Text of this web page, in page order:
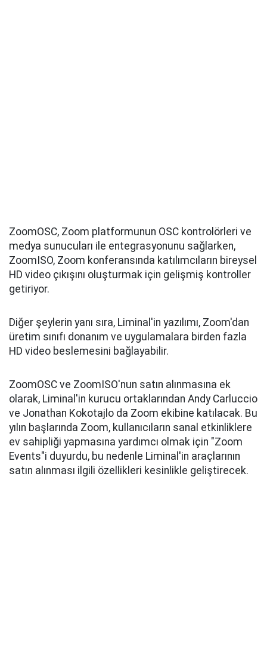
ZoomOSC, Zoom platformunun OSC kontrolörleri ve
medya sunucuları ile entegrasyonunu sağlarken,
ZoomISO, Zoom konferansında katılımcıların bireysel
HD video çıkışını oluşturmak için gelişmiş kontroller
getiriyor.
Diğer şeylerin yanı sıra, Liminal'in yazılımı, Zoom'dan
üretim sınıfı donanım ve uygulamalara birden fazla
HD video beslemesini bağlayabilir.
ZoomOSC ve ZoomISO'nun satın alınmasına ek
olarak, Liminal'in kurucu ortaklarından Andy Carluccio
ve Jonathan Kokotajlo da Zoom ekibine katılacak. Bu
yılın başlarında Zoom, kullanıcıların sanal etkinliklere
ev sahipliği yapmasına yardımcı olmak için "Zoom
Events"i duyurdu, bu nedenle Liminal'in araçlarının
satın alınması ilgili özellikleri kesinlikle geliştirecek.